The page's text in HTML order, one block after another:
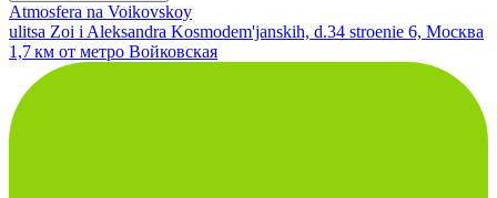
Atmosfera na Voikovskoy
ulitsa Zoi i Aleksandra Kosmodem'janskih, d.34 stroenie 6, Москва
1,7 км от метро Войковская